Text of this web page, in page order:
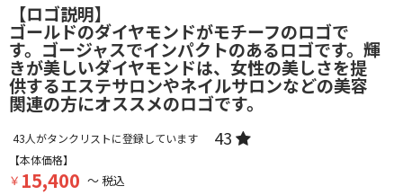
【ロゴ説明】
ゴールドのダイヤモンドがモチーフのロゴで
す。ゴージャスでインパクトのあるロゴです。輝
きが美しいダイヤモンドは、女性の美しさを提
供するエステサロンやネイルサロンなどの美容
関連の方にオススメのロゴです。
43人がタンクリストに登録しています 43
【本体価格】
￥ 15,400 ～ 税込